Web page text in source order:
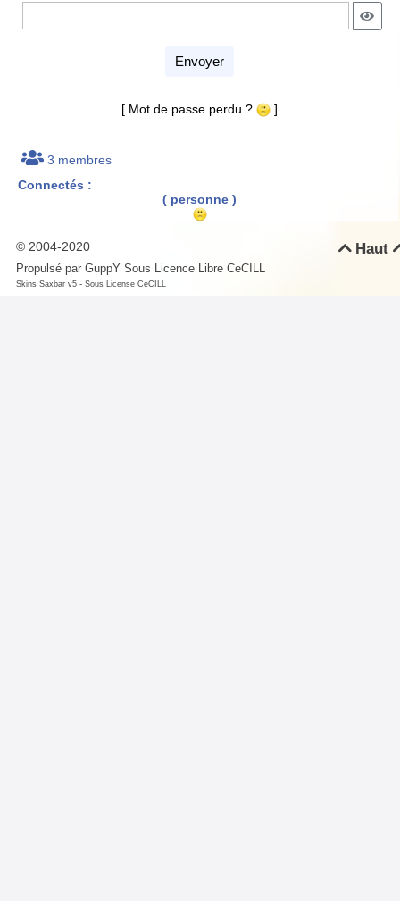
Envoyer
[ Mot de passe perdu ? ]
3 membres
Connectés :
( personne )
Haut
© 2004-2020
Propulsé par GuppYSous Licence Libre CeCILL
Skins Saxbar v5 -Sous License CeCILL